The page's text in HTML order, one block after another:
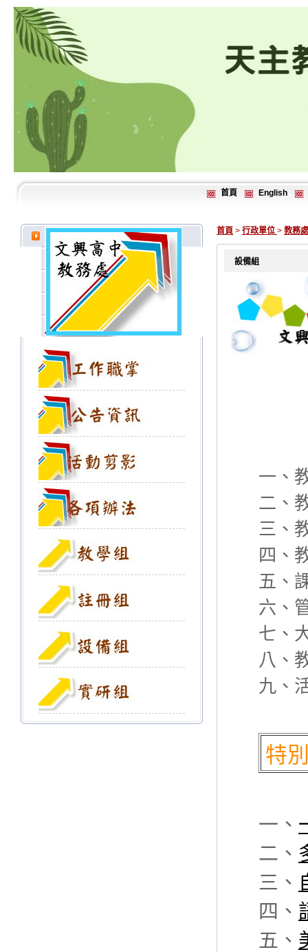
首頁 English
首頁 > 行政單位 > 教務
設備組
一、
二、
三、
四、
五、
六、
七、
八、
九、
特
一、
二、
三、
四、
五、